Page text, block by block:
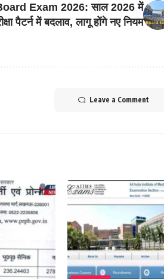
Exam 2026: साल 2026 में
पैटर्न में बदलाव, लागू होंगे नए नियम
Leave a Comment